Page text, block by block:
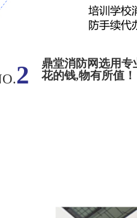
2
鼎堂消防网选用
花的钱,物有所值！